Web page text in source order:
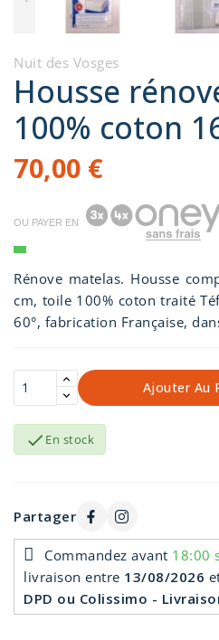
Nuit des Vosges
Housse
100% coton
70,00 €
OU PAYER EN
Rénove matelas. Housse
cm, toile 100% coton traité
60°, fabrication Française,
Ajouter Au
 En stock
Partager
Commandez avant 18:00
livraison entre 13/08/2026
DPD ou Colissimo -